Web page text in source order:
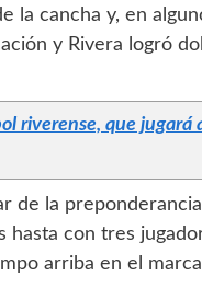
la cancha y, en
y Rivera logró
riverense, que jugará
de la
con tres
arriba en el